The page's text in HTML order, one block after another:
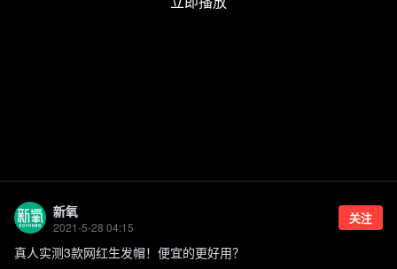
新氧
2021-5-28 04:15
关注
真人实测3款网红生发帽！便宜的更好用？